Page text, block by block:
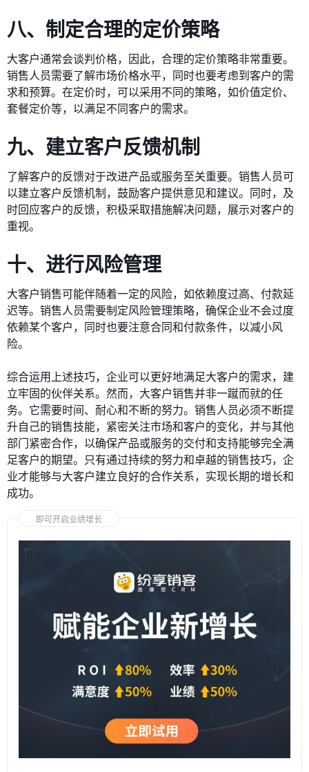
八、制定合理的定价策略
大客户通常会谈判价格，因此，合理的定价策略非常重要。
销售人员需要了解市场价格水平，同时也要考虑到客户的需
求和预算。在定价时，可以采用不同的策略，如价值定价、
套餐定价等，以满足不同客户的需求。
九、建立客户反馈机制
了解客户的反馈对于改进产品或服务至关重要。销售人员可
以建立客户反馈机制，鼓励客户提供意见和建议。同时，及
时回应客户的反馈，积极采取措施解决问题，展示对客户的
重视。
十、进行风险管理
大客户销售可能伴随着一定的风险，如依赖度过高、付款延
迟等。销售人员需要制定风险管理策略，确保企业不会过度
依赖某个客户，同时也要注意合同和付款条件，以减小风
险。
综合运用上述技巧，企业可以更好地满足大客户的需求，建
立牢固的伙伴关系。然而，大客户销售并非一蹴而就的任
务。它需要时间、耐心和不断的努力。销售人员必须不断提
升自己的销售技能，紧密关注市场和客户的变化，并与其他
部门紧密合作，以确保产品或服务的交付和支持能够完全满
足客户的期望。只有通过持续的努力和卓越的销售技巧，企
业才能够与大客户建立良好的合作关系，实现长期的增长和
成功。
即可开启业绩增长